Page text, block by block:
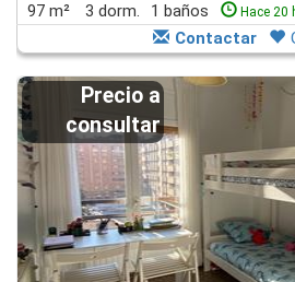
97 m² 3 dorm. 1 baños Hace 20
Contactar
Precio a
consultar